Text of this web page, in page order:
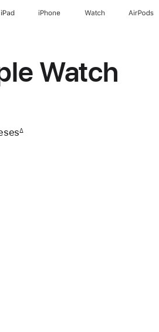
iPad iPhone Watch AirPods
Watch
meses
∆